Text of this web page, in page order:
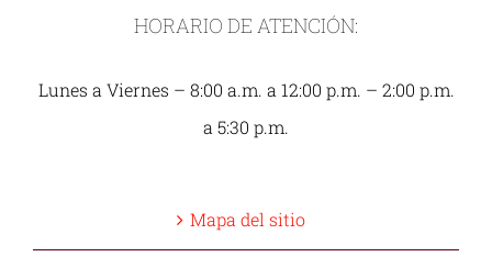
HORARIO DE ATENCIÓN:
Lunes a Viernes – 8:00 a.m. a 12:00 p.m. – 2:00 p.m.
a 5:30 p.m.
Mapa del sitio